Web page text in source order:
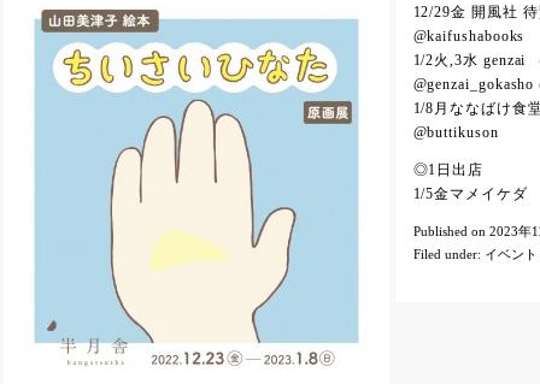
12/29金 開風社
@kaifushabooks
1/2火,3水 genzai
@genzai_gokasho
1/8月ななばけ食
@buttikuson
◎1日出店
1/5金マメイケダ
Published on 2023年
Filed under: イベント